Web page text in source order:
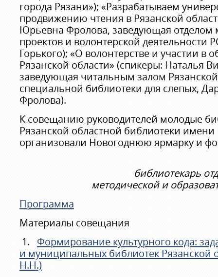
города Рязани»); «Разрабатываем
продвижению чтения в Рязанской
Юрьевна Фролова, заведующая отделом
проектов и волонтерской
Горького); «О волонтерстве и участии в
Рязанской области» (спикеры: Наталья
заведующая читальным залом
специальной библиотеки для слепых,
Фролова).
К совещанию руководителей молодые
Рязанской областной библиотеки имени
организовали Новогоднюю ярмарку и
библиотекарь
методической и
Программа
Материалы совещания
1. Формирование культурного кода:
и муниципальных библиотек Рязанской
Н.Н.)